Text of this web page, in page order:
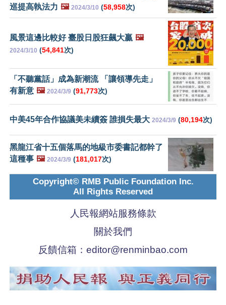
巡提高執法力 🖼️ 2024/3/10 (58,958次)
風景這邊比較好 臺股日股狂飆大贏 🖼️
2024/3/10 (54,841次)
「不聽黨話」成為新潮流 「讓領導先走」
有新意 🖼️ 2024/3/9 (91,773次)
中美45年合作協議美未續簽 誰損失最大 2024/3/9 (80,194次)
黑龍江省十五個落馬的地級市委書記都幹了
這種事 🖼️ 2024/3/9 (181,017次)
Copyright© RMB Public Foundation Inc.
All Rights Reserved
人民報網站服務條款
關於我們
反饋信箱： editor@renminbao.com